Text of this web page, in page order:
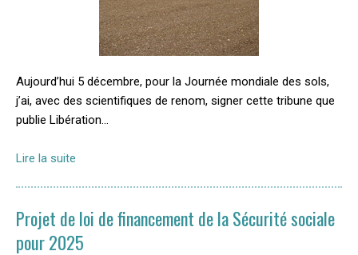
Aujourd’hui 5 décembre, pour la Journée mondiale des sols,
j’ai, avec des scientifiques de renom, signer cette tribune que
publie Libération...
Lire la suite
Projet de loi de financement de la Sécurité sociale
pour 2025